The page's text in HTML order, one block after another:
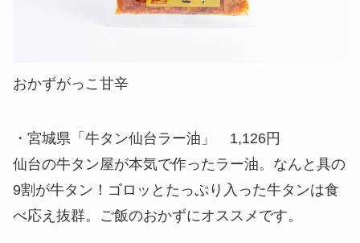
おかずがっこ甘辛
・宮城県「牛タン仙台ラー油」 1,126円
仙台の牛タン屋が本気で作ったラー油。なんと具の
9割が牛タン！ゴロッとたっぷり入った牛タンは食
べ応え抜群。ご飯のおかずにオススメです。